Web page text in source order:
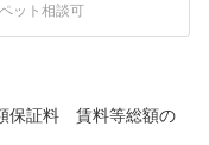
ペット相談可
保証料 賃料等総額の